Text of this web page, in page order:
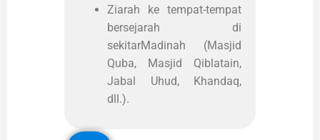
Ziarah ke tempat-tempat
bersejarah di
sekitarMadinah (Masjid
Quba, Masjid Qiblatain,
Jabal Uhud, Khandaq,
dll.).